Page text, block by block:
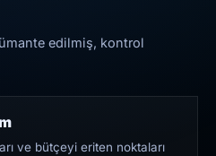
edilmiş, kontrol
ve bütçeyi eriten noktaları